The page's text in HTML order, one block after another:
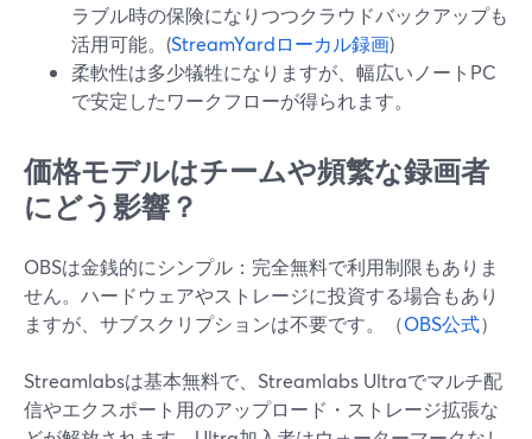
ラブル時の保険になりつつクラウドバックアップも
活用可能。(StreamYardローカル録画)
柔軟性は多少犠牲になりますが、幅広いノートPC
で安定したワークフローが得られます。
価格モデルはチームや頻繁な録画者
にどう影響？
OBSは金銭的にシンプル：完全無料で利用制限もありま
せん。ハードウェアやストレージに投資する場合もあり
ますが、サブスクリプションは不要です。（OBS公式）
Streamlabsは基本無料で、Streamlabs Ultraでマルチ配
信やエクスポート用のアップロード・ストレージ拡張な